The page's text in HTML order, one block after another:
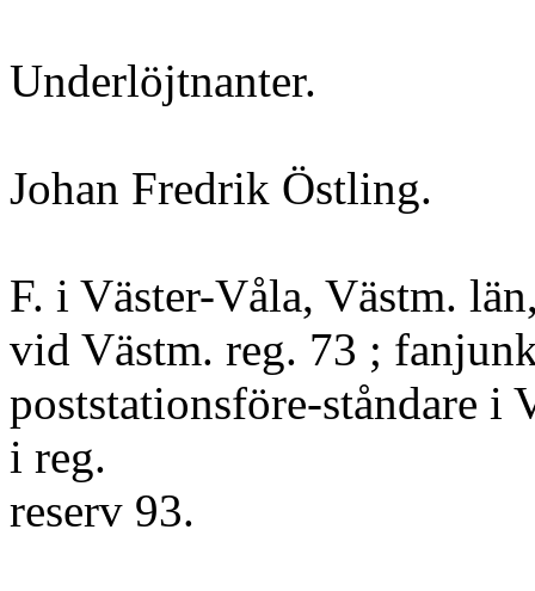
Underlöjtnanter.
Johan Fredrik Östling.
F. i Väster-Våla, Västm.
vid Västm. reg. 73 ;
poststationsföre-ståndare i
i reg.
reserv 93.